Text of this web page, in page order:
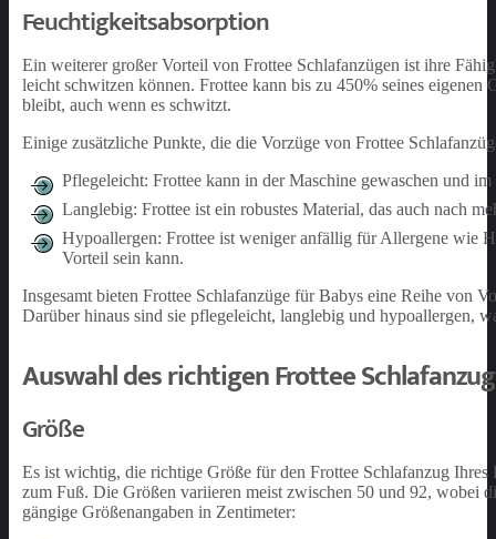
Feuchtigkeitsabsorption
Ein weiterer großer Vorteil von Frottee Schlafanzügen ist ihre
leicht schwitzen können. Frottee kann bis zu 450% seines
bleibt, auch wenn es schwitzt.
Einige zusätzliche Punkte, die die Vorzüge von Frottee
Pflegeleicht: Frottee kann in der Maschine gewaschen und
Langlebig: Frottee ist ein robustes Material, das auch nach
Hypoallergen: Frottee ist weniger anfällig für Allergene wie
Vorteil sein kann.
Insgesamt bieten Frottee Schlafanzüge für Babys eine Reihe von
Darüber hinaus sind sie pflegeleicht, langlebig und hypoallergen,
Auswahl des richtigen Frottee
Größe
Es ist wichtig, die richtige Größe für den Frottee Schlafanzug
zum Fuß. Die Größen variieren meist zwischen 50 und 92, wobei
gängige Größenangaben in Zentimeter: